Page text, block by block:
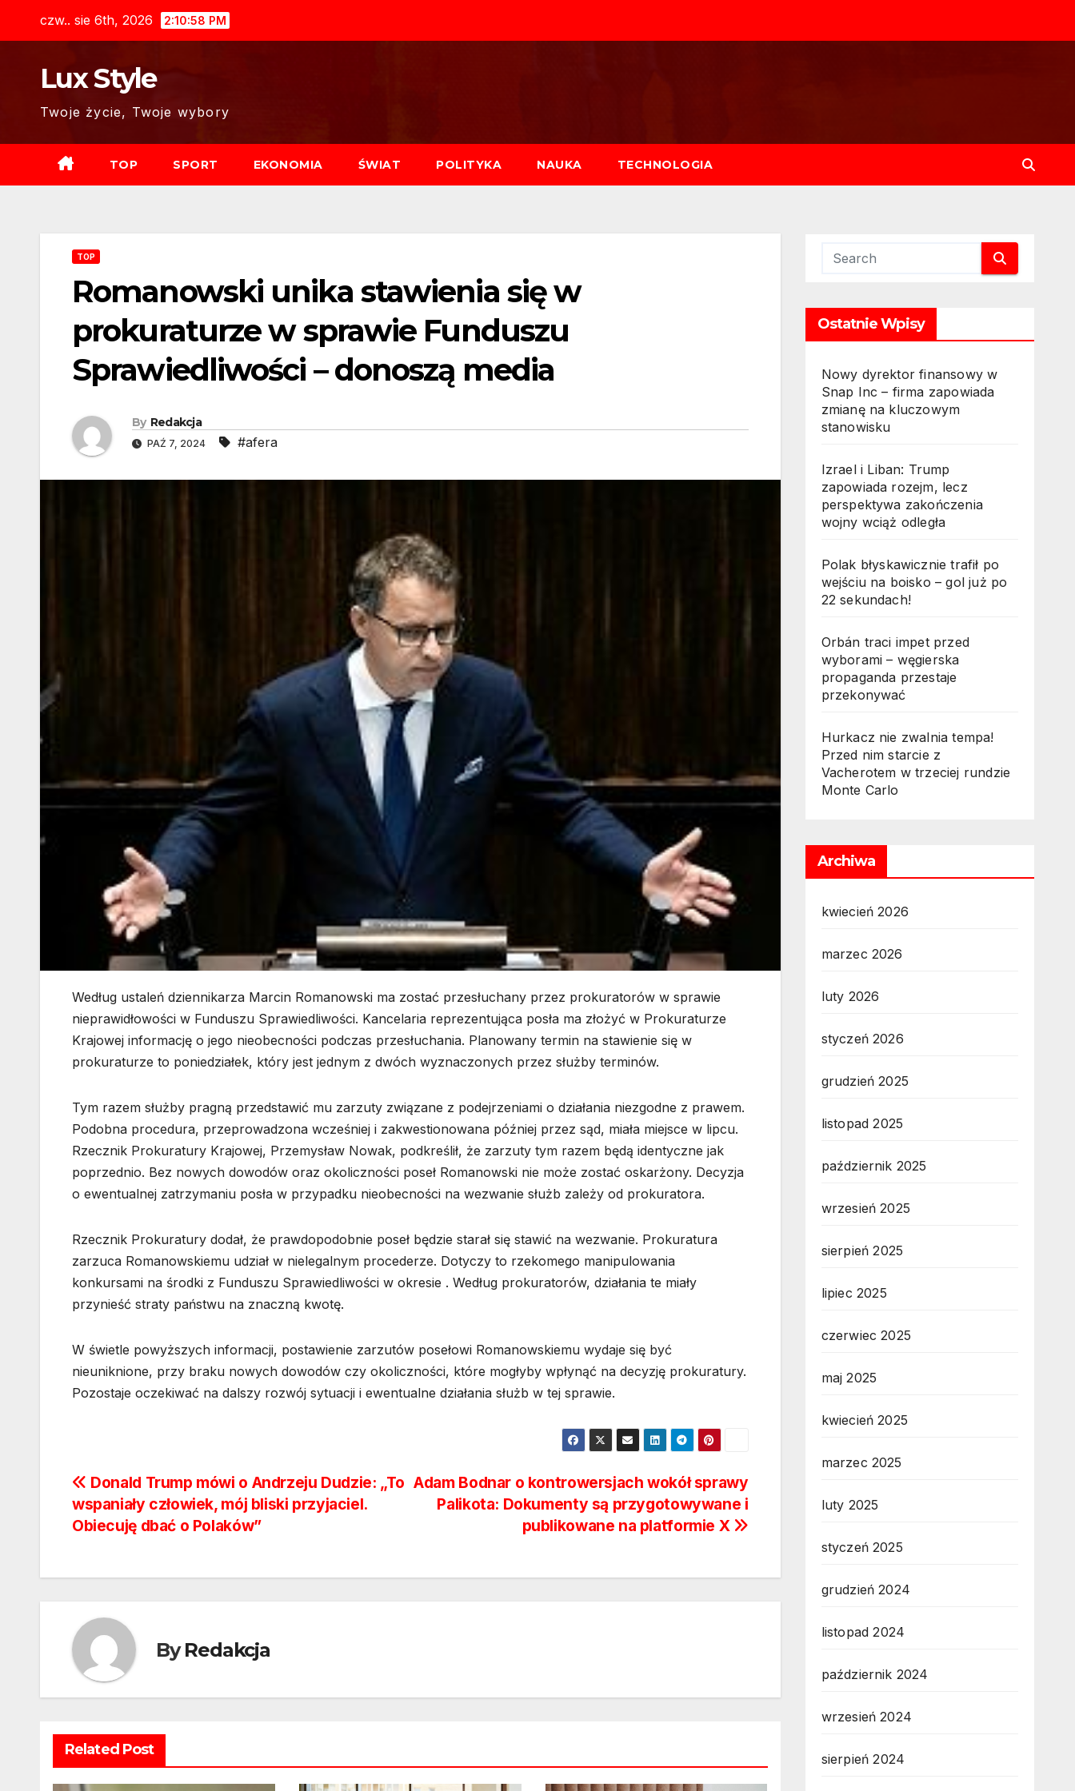
czw.. sie 6th, 2026 2:10:59 PM
Lux Style
Twoje życie, Twoje wybory
TOP SPORT EKONOMIA ŚWIAT POLITYKA NAUKA TECHNOLOGIA
TOP
Romanowski unika stawienia się w
prokuraturze w sprawie Funduszu
Sprawiedliwości – donoszą media
By Redakcja
PAŹ 7, 2024 #afera
Według ustaleń dziennikarza Marcin Romanowski ma zostać przesłuchany przez prokuratorów w sprawie
nieprawidłowości w Funduszu Sprawiedliwości. Kancelaria reprezentująca posła ma złożyć w Prokuraturze
Krajowej informację o jego nieobecności podczas przesłuchania. Planowany termin na stawienie się w
prokuraturze to poniedziałek, który jest jednym z dwóch wyznaczonych przez służby terminów.
Tym razem służby pragną przedstawić mu zarzuty związane z podejrzeniami o działania niezgodne z prawem.
Podobna procedura, przeprowadzona wcześniej i zakwestionowana później przez sąd, miała miejsce w lipcu.
Rzecznik Prokuratury Krajowej, Przemysław Nowak, podkreślił, że zarzuty tym razem będą identyczne jak
poprzednio. Bez nowych dowodów oraz okoliczności poseł Romanowski nie może zostać oskarżony. Decyzja
o ewentualnej zatrzymaniu posła w przypadku nieobecności na wezwanie służb zależy od prokuratora.
Rzecznik Prokuratury dodał, że prawdopodobnie poseł będzie starał się stawić na wezwanie. Prokuratura
zarzuca Romanowskiemu udział w nielegalnym procederze. Dotyczy to rzekomego manipulowania
konkursami na środki z Funduszu Sprawiedliwości w okresie . Według prokuratorów, działania te miały
przynieść straty państwu na znaczną kwotę.
W świetle powyższych informacji, postawienie zarzutów posełowi Romanowskiemu wydaje się być
nieuniknione, przy braku nowych dowodów czy okoliczności, które mogłyby wpłynąć na decyzję prokuratury.
Pozostaje oczekiwać na dalszy rozwój sytuacji i ewentualne działania służb w tej sprawie.
Nawigacja
wpisu
Adam Bodnar o kontrowersjach wokół sprawy
Palikota: Dokumenty są przygotowywane i
publikowane na platformie X
Donald Trump mówi o Andrzeju Dudzie: „To
wspaniały człowiek, mój bliski przyjaciel.
Obiecuję dbać o Polaków”
ByRedakcja
Related Post
Ostatnie Wpisy
Nowy dyrektor finansowy w
Snap Inc – firma zapowiada
zmianę na kluczowym
stanowisku
Izrael i Liban: Trump
zapowiada rozejm, lecz
perspektywa zakończenia
wojny wciąż odległa
Polak błyskawicznie trafił po
wejściu na boisko – gol już po
22 sekundach!
Orbán traci impet przed
wyborami – węgierska
propaganda przestaje
przekonywać
Hurkacz nie zwalnia tempa!
Przed nim starcie z
Vacherotem w trzeciej rundzie
Monte Carlo
Archiwa
kwiecień 2026
marzec 2026
luty 2026
styczeń 2026
grudzień 2025
listopad 2025
październik 2025
wrzesień 2025
sierpień 2025
lipiec 2025
czerwiec 2025
maj 2025
kwiecień 2025
marzec 2025
luty 2025
styczeń 2025
grudzień 2024
listopad 2024
październik 2024
wrzesień 2024
sierpień 2024